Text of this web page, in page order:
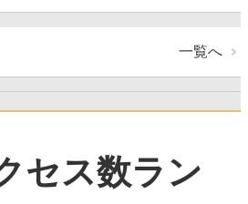
一覧へ
セス数ラン